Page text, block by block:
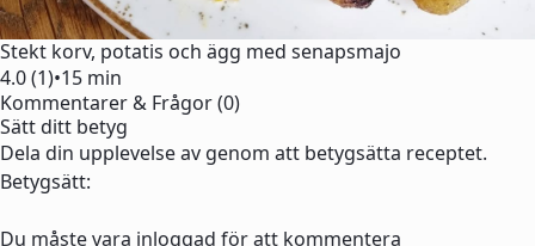
Stekt korv, potatis och ägg med senapsmajo
4.0 (1)•15 min
Kommentarer & Frågor (0)
Sätt ditt betyg
Dela din upplevelse av genom att betygsätta receptet.
Betygsätt:
Du måste vara inloggad för att kommentera